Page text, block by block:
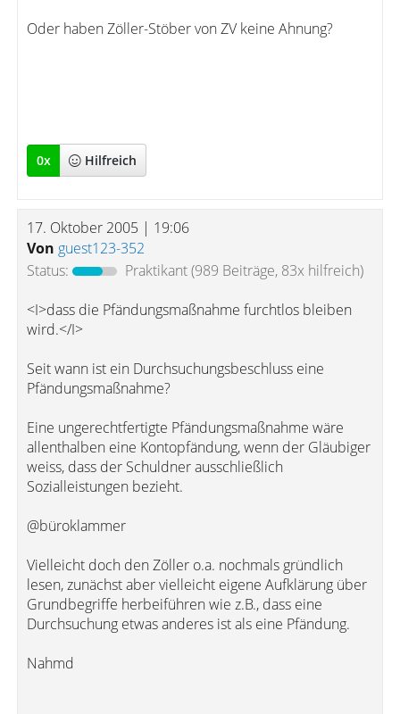
Oder haben Zöller-Stöber von ZV keine Ahnung?
0x Hilfreich
17. Oktober 2005 | 19:06
Von guest123-352
Status:
Praktikant(989 Beiträge, 83x hilfreich)
<I>dass die Pfändungsmaßnahme furchtlos bleiben
wird.</I>
Seit wann ist ein Durchsuchungsbeschluss eine
Pfändungsmaßnahme?
Eine ungerechtfertigte Pfändungsmaßnahme wäre
allenthalben eine Kontopfändung, wenn der Gläubiger
weiss, dass der Schuldner ausschließlich
Sozialleistungen bezieht.
@büroklammer
Vielleicht doch den Zöller o.a. nochmals gründlich
lesen, zunächst aber vielleicht eigene Aufklärung über
Grundbegriffe herbeiführen wie z.B., dass eine
Durchsuchung etwas anderes ist als eine Pfändung.
Nahmd